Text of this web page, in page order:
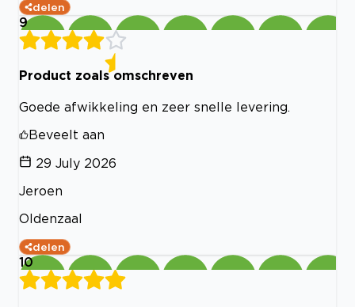
delen
9
Product zoals omschreven
Goede afwikkeling en zeer snelle levering.
Beveelt aan
29 July 2026
Jeroen
Oldenzaal
delen
10